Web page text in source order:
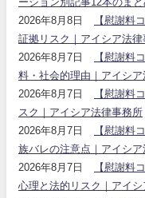
ーション別記事12本のま
2026年8月8日
【慰謝料
証拠リスク｜アイシア法律
2026年8月7日
【慰謝料
料・社会的理由｜アイシ
2026年8月7日
【慰謝料
スク｜アイシア法律事務所
2026年8月7日
【慰謝料
族バレの注意点｜アイシ
2026年8月7日
【慰謝料
心理と法的リスク｜アイ